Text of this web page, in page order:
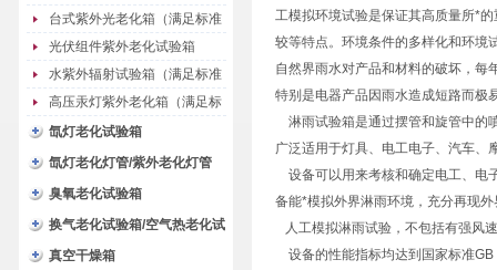
型）
台式紫外光老化箱（满足标准
GB/T16776）
光伏组件紫外老化试验箱
水紫外辐射试验箱（满足标准
JC485-1992）
高压汞灯紫外老化箱（满足标
准GB/T16777）
氙灯老化试验箱
氙灯老化灯管/紫外老化灯管
（耗材）
臭氧老化试验箱
换气老化试验箱/空气热老化试
验箱
真空干燥箱
工模拟环境试验是保证其高质量所*
较等特点。环境条件的多样化和环境
自然界雨水对产品和材料的破坏，每
特别是电器产品因雨水造成短路而极
淋雨试验箱是通过摆管和旋管中的
广泛适用于灯具、电工电子、汽车、
设备可以用来考核和确定电工、电
备能*模拟外界淋雨环境，充分再现
人工模拟淋雨试验，不包括有强风
设备的性能指标均达到国家标准